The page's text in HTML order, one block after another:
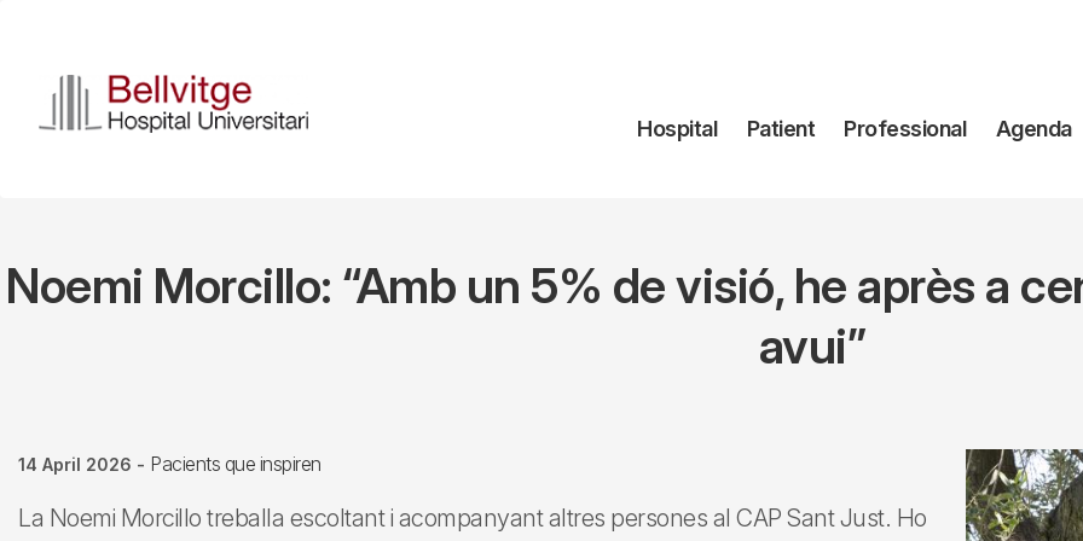
content
Navegación
Hospital Patient Professional Agenda
Noemi Morcillo: “Amb un 5% de visió, he après a
avui”
14 April 2026 - Pacients que inspiren
La Noemi Morcillo treballa escoltant i acompanyant altres persones al CAP Sant Just. Ho